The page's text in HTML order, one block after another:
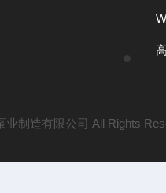
业制造有限公司 All Rights